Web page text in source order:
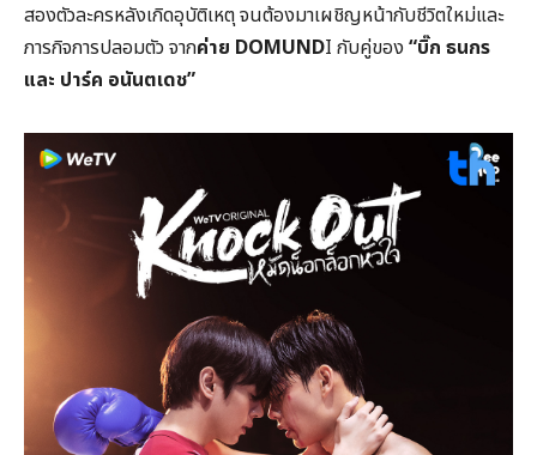
สองตัวละครหลังเกิดอุบัติเหตุ จนต้องมาเผชิญหน้ากับชีวิตใหม่และ
ภารกิจการปลอมตัว จากค่าย DOMUNDI กับคู่ของ “บิ๊ก ธนกร
และ ปาร์ค อนันตเดช”